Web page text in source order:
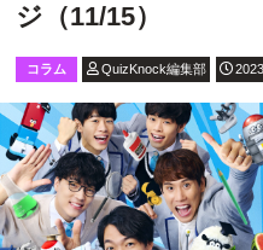
ジ（11/15）
コラム QuizKnock編集部